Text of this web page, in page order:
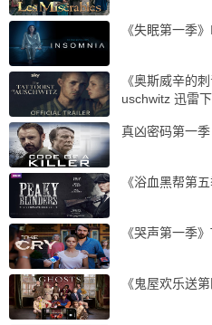
《失眠第一季
《奥斯威辛的
uschwitz 迅雷
真凶密码第一
《浴血黑帮第
《哭声第一季
《鬼屋欢乐送